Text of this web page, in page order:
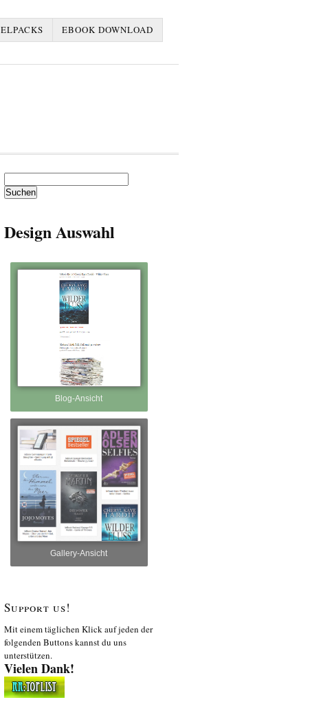
EBOOK DOWNLOAD
nach:
Design Auswahl
Blog-Ansicht
Gallery-Ansicht
Support us!
Mit einem täglichen Klick auf jeden der
folgenden Buttons kannst du uns
unterstützen.
Vielen Dank!